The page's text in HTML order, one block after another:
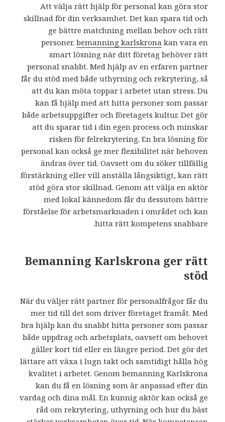
Att välja rätt hjälp för personal kan göra stor
skillnad för din verksamhet. Det kan spara tid och
ge bättre matchning mellan behov och rätt
personer. bemanning karlskrona kan vara en
smart lösning när ditt företag behöver rätt
personal snabbt. Med hjälp av en erfaren partner
får du stöd med både uthyrning och rekrytering, så
att du kan möta toppar i arbetet utan stress. Du
kan få hjälp med att hitta personer som passar
både arbetsuppgifter och företagets kultur. Det gör
att du sparar tid i din egen process och minskar
risken för felrekrytering. En bra lösning för
personal kan också ge mer flexibilitet när behoven
ändras över tid. Oavsett om du söker tillfällig
förstärkning eller vill anställa långsiktigt, kan rätt
stöd göra stor skillnad. Genom att välja en aktör
med lokal kännedom får du dessutom bättre
förståelse för arbetsmarknaden i området och kan
hitta rätt kompetens snabbare.
Bemanning Karlskrona ger rätt
stöd
När du väljer rätt partner för personalfrågor får du
mer tid till det som driver företaget framåt. Med
bra hjälp kan du snabbt hitta personer som passar
både uppdrag och arbetsplats, oavsett om behovet
gäller kort tid eller en längre period. Det gör det
lättare att växa i lugn takt och samtidigt hålla hög
kvalitet i arbetet. Genom bemanning Karlskrona
kan du få en lösning som är anpassad efter din
vardag och dina mål. En kunnig aktör kan också ge
råd om rekrytering, uthyrning och hur du bäst